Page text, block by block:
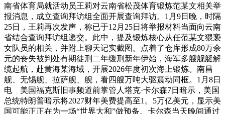
南省体育局就活动员王莉对云南省松茂体育锻炼范某文相关举
报消息，成立查询拜访组全面开展查询拜访。1月9日晚，时隔
25日，王莉再次发声，称已于12月25日将举报材料当面向云南
省结合查询拜访组递交。此中，提及锻炼核心从任范某文猥亵
女队员的相关，并附上聊天记实截图。点着了仓库形成80万余
元的丧失被判处有期徒刑二年缓刑新年伊始，海军多艘舰艇解
缆起航，赴黄海某海域，开展2026年度初次海上锻炼。南昌
舰、无锡舰、拉萨舰、舰，看四艘万吨大驱震动同框。1月8日
电 美国福克斯旧事频道前掌管人塔克·卡尔森7日暗示，美国
总统特朗普暗示将2027财年美费提高至1。5万亿美元，显示美
国可能正正在为一场“世界大和”做预备。卡尔森当天晚间通过